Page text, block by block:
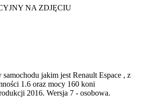
NA ZDJĘCIU
jakim jest Renault Espace , z
1.6 oraz mocy 160 koni
2016. Wersja 7 - osobowa.